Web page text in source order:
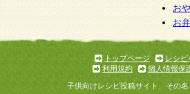
お
お
トップページ
レシピ
利用規約
個人情報保
子供向けレシピ投稿サイト、その